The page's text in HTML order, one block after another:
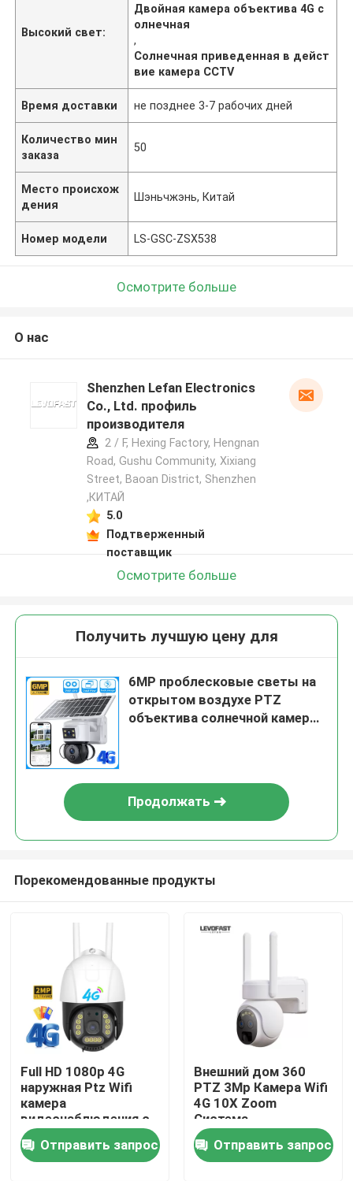
Домой
Продукты
Высокий свет:
Двойная камера объектива 4G с
олнечная
,
Солнечная приведенная в дейст
вие камера CCTV
Время доставки не позднее 3-7 рабочих дней
Количество мин
заказа
50
Место происхож
дения
Шэньчжэнь, Китай
Номер модели LS-GSC-ZSX538
Осмотрите больше
О нас
Shenzhen Lefan Electronics
Co., Ltd. профиль
производителя
2 / F, Hexing Factory, Hengnan
Road, Gushu Community, Xixiang
Street, Baoan District, Shenzhen
,КИТАЙ
5.0
Подтверженный
поставщик
Осмотрите больше
Получить лучшую цену для
6MP проблесковые светы на
открытом воздухе PTZ
объектива солнечной камеры
Продолжать
Порекомендованные продукты
Full HD 1080p 4G
наружная Ptz Wifi
камера
видеонаблюдения с
слотом для SIM-
картыОтправить запрос
Внешний дом 360
PTZ 3Mp Камера Wifi
4G 10X Zoom
Система
видеонаблюдения
Full HD Система
видеонаблюдения
Отправить запрос